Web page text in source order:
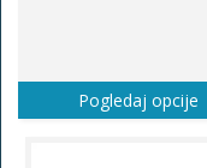
Pogledaj opcije